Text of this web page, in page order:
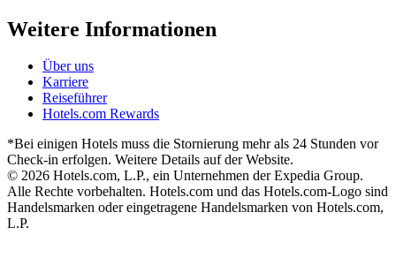
Weitere Informationen
Über uns
Karriere
Reiseführer
Hotels.com Rewards
*Bei einigen Hotels muss die Stornierung mehr als 24 Stunden vor
Check-in erfolgen. Weitere Details auf der Website.
© 2026 Hotels.com, L.P., ein Unternehmen der Expedia Group.
Alle Rechte vorbehalten. Hotels.com und das Hotels.com-Logo sind
Handelsmarken oder eingetragene Handelsmarken von Hotels.com,
L.P.